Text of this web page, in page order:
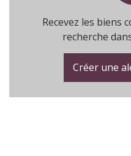
Recevez les biens
recherche
Créer une